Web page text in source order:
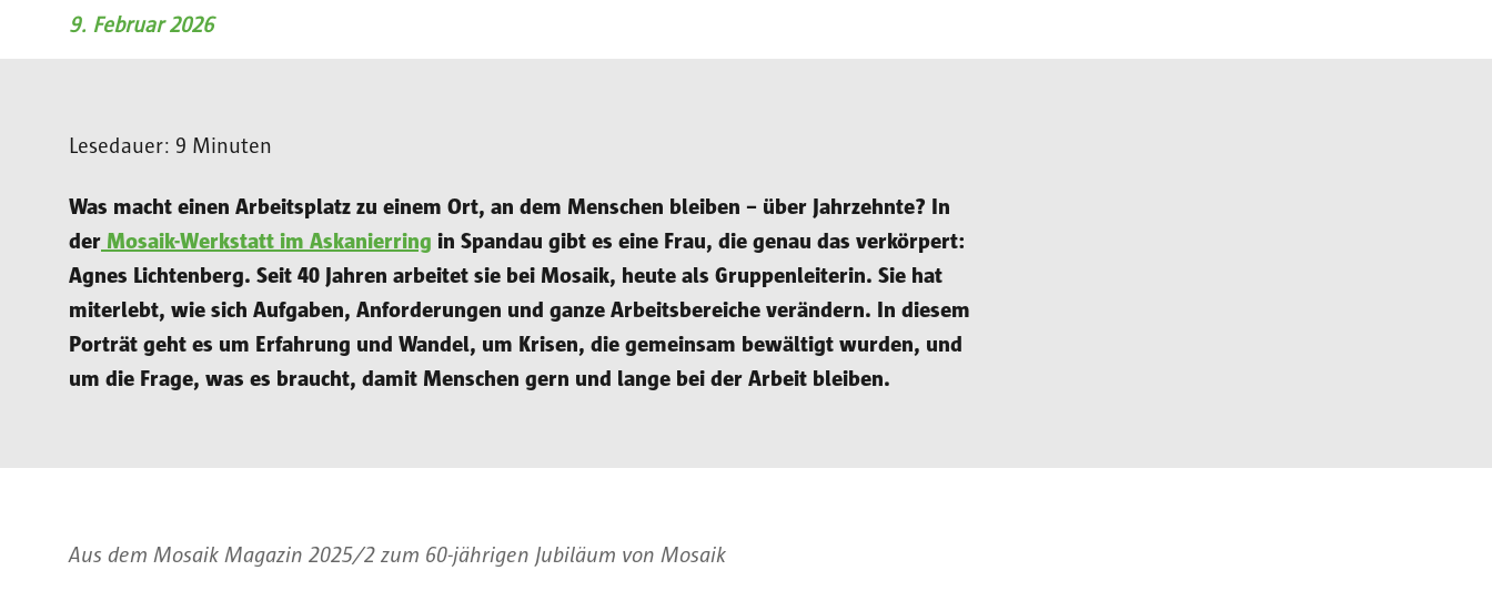
9. Februar 2026
Lesedauer: 9 Minuten
Was macht einen Arbeitsplatz zu einem Ort, an dem Menschen bleiben – über Jahrzehnte? In
der Mosaik-Werkstatt im Askanierring in Spandau gibt es eine Frau, die genau das verkörpert:
Agnes Lichtenberg. Seit 40 Jahren arbeitet sie bei Mosaik, heute als Gruppenleiterin. Sie hat
miterlebt, wie sich Aufgaben, Anforderungen und ganze Arbeitsbereiche verändern. In diesem
Porträt geht es um Erfahrung und Wandel, um Krisen, die gemeinsam bewältigt wurden, und
um die Frage, was es braucht, damit Menschen gern und lange bei der Arbeit bleiben.
Aus dem Mosaik Magazin 2025/2 zum 60-jährigen Jubiläum von Mosaik